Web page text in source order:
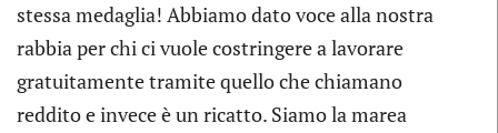
stessa medaglia! Abbiamo dato voce alla nostra
rabbia per chi ci vuole costringere a lavorare
gratuitamente tramite quello che chiamano
reddito e invece è un ricatto. Siamo la marea